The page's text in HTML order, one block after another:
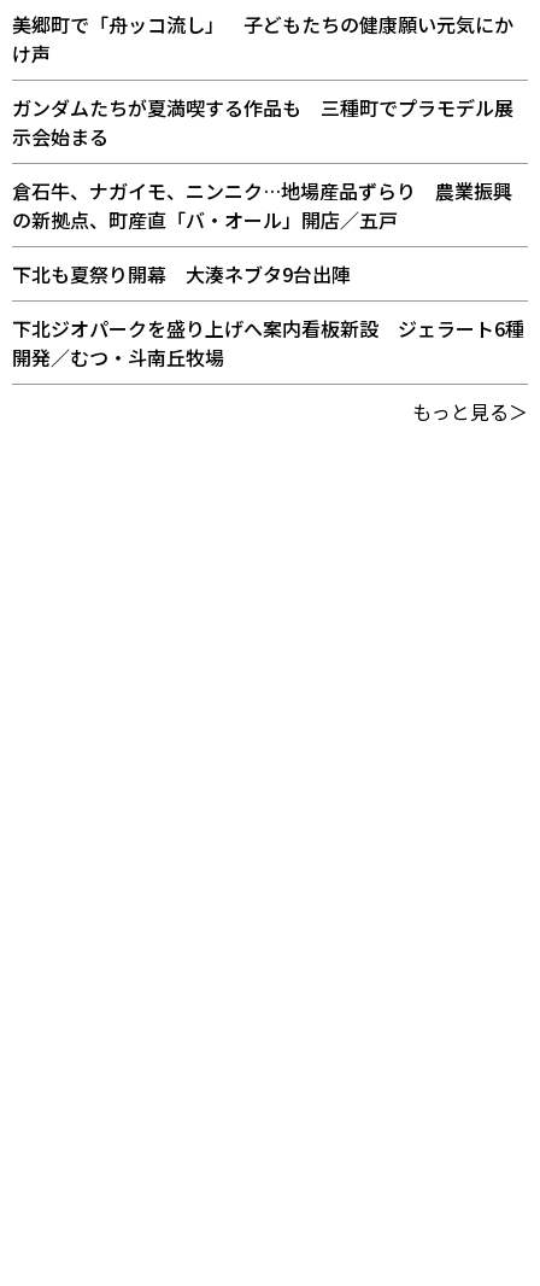
美郷町で「舟ッコ流し」 子どもたちの健康願い元気にか
け声
ガンダムたちが夏満喫する作品も 三種町でプラモデル展
示会始まる
倉石牛、ナガイモ、ニンニク…地場産品ずらり 農業振興
の新拠点、町産直「バ・オール」開店／五戸
下北も夏祭り開幕 大湊ネブタ9台出陣
下北ジオパークを盛り上げへ案内看板新設 ジェラート6種
開発／むつ・斗南丘牧場
もっと見る＞